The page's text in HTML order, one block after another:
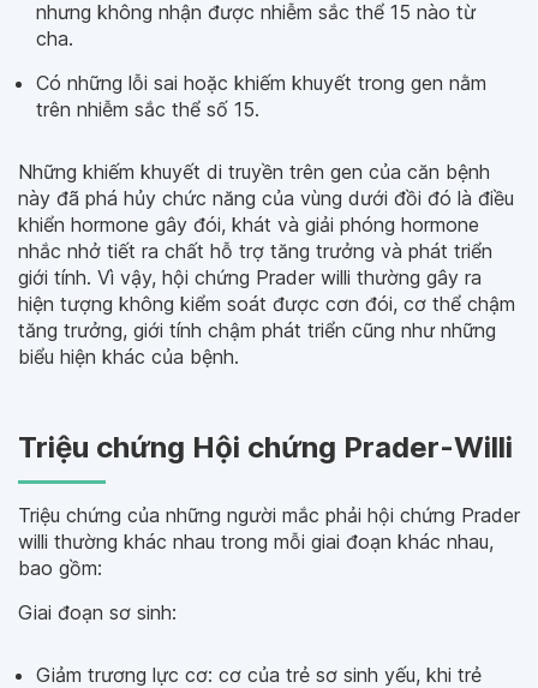
nhưng không nhận được nhiễm sắc thể 15 nào từ
cha.
Có những lỗi sai hoặc khiếm khuyết trong gen nằm
trên nhiễm sắc thể số 15.
Những khiếm khuyết di truyền trên gen của căn bệnh
này đã phá hủy chức năng của vùng dưới đồi đó là điều
khiển hormone gây đói, khát và giải phóng hormone
nhắc nhở tiết ra chất hỗ trợ tăng trưởng và phát triển
giới tính. Vì vậy, hội chứng Prader willi thường gây ra
hiện tượng không kiểm soát được cơn đói, cơ thể chậm
tăng trưởng, giới tính chậm phát triển cũng như những
biểu hiện khác của bệnh.
Triệu chứng Hội chứng Prader-Willi
Triệu chứng của những người mắc phải hội chứng Prader
willi thường khác nhau trong mỗi giai đoạn khác nhau,
bao gồm:
Giai đoạn sơ sinh:
Giảm trương lực cơ: cơ của trẻ sơ sinh yếu, khi trẻ